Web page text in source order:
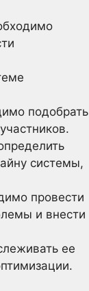
подобрать
системы,
провести
и внести
ее